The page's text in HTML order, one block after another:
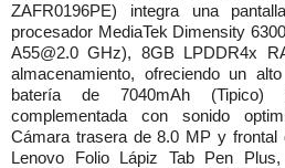
ZAFR0196PE) integra una
procesador MediaTek Dimensity
A55@2.0 GHz), 8GB LPDDR4x
almacenamiento, ofreciendo un
batería de 7040mAh (Tipico)
complementada con sonido
Cámara trasera de 8.0 MP y frontal
Lenovo Folio Lápiz Tab Pen